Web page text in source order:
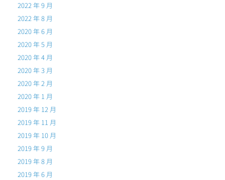
2022 年 9 月
2022 年 8 月
2020 年 6 月
2020 年 5 月
2020 年 4 月
2020 年 3 月
2020 年 2 月
2020 年 1 月
2019 年 12 月
2019 年 11 月
2019 年 10 月
2019 年 9 月
2019 年 8 月
2019 年 6 月